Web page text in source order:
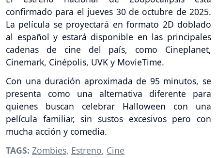
confirmado para el jueves 30 de octubre de 2025.
La película se proyectará en formato 2D doblado
al español y estará disponible en las principales
cadenas de cine del país, como Cineplanet,
Cinemark, Cinépolis, UVK y MovieTime.
Con una duración aproximada de 95 minutos, se
presenta como una alternativa diferente para
quienes buscan celebrar Halloween con una
película familiar, sin sustos excesivos pero con
mucha acción y comedia.
TAGS: Zombies, Estreno, Cine